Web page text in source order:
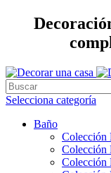
Selecciona categoría
Baño
Colección
Colección
Colección